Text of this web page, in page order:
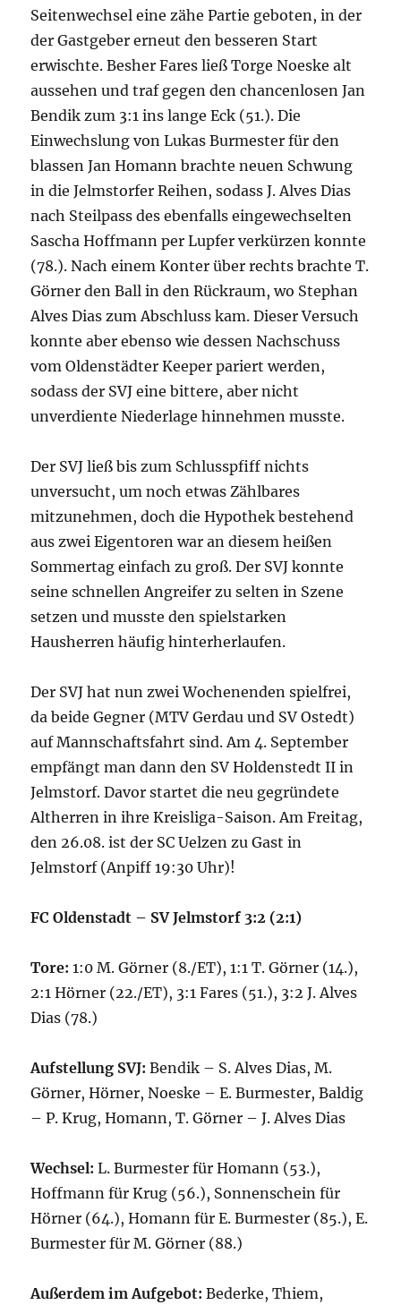
Seitenwechsel eine zähe Partie geboten, in der
der Gastgeber erneut den besseren Start
erwischte. Besher Fares ließ Torge Noeske alt
aussehen und traf gegen den chancenlosen Jan
Bendik zum 3:1 ins lange Eck (51.). Die
Einwechslung von Lukas Burmester für den
blassen Jan Homann brachte neuen Schwung
in die Jelmstorfer Reihen, sodass J. Alves Dias
nach Steilpass des ebenfalls eingewechselten
Sascha Hoffmann per Lupfer verkürzen konnte
(78.). Nach einem Konter über rechts brachte T.
Görner den Ball in den Rückraum, wo Stephan
Alves Dias zum Abschluss kam. Dieser Versuch
konnte aber ebenso wie dessen Nachschuss
vom Oldenstädter Keeper pariert werden,
sodass der SVJ eine bittere, aber nicht
unverdiente Niederlage hinnehmen musste.
Der SVJ ließ bis zum Schlusspfiff nichts
unversucht, um noch etwas Zählbares
mitzunehmen, doch die Hypothek bestehend
aus zwei Eigentoren war an diesem heißen
Sommertag einfach zu groß. Der SVJ konnte
seine schnellen Angreifer zu selten in Szene
setzen und musste den spielstarken
Hausherren häufig hinterherlaufen.
Der SVJ hat nun zwei Wochenenden spielfrei,
da beide Gegner (MTV Gerdau und SV Ostedt)
auf Mannschaftsfahrt sind. Am 4. September
empfängt man dann den SV Holdenstedt II in
Jelmstorf. Davor startet die neu gegründete
Altherren in ihre Kreisliga-Saison. Am Freitag,
den 26.08. ist der SC Uelzen zu Gast in
Jelmstorf (Anpiff 19:30 Uhr)!
FC Oldenstadt – SV Jelmstorf 3:2 (2:1)
Tore: 1:0 M. Görner (8./ET), 1:1 T. Görner (14.),
2:1 Hörner (22./ET), 3:1 Fares (51.), 3:2 J. Alves
Dias (78.)
Aufstellung SVJ: Bendik – S. Alves Dias, M.
Görner, Hörner, Noeske – E. Burmester, Baldig
– P. Krug, Homann, T. Görner – J. Alves Dias
Wechsel: L. Burmester für Homann (53.),
Hoffmann für Krug (56.), Sonnenschein für
Hörner (64.), Homann für E. Burmester (85.), E.
Burmester für M. Görner (88.)
Außerdem im Aufgebot:Bederke, Thiem,